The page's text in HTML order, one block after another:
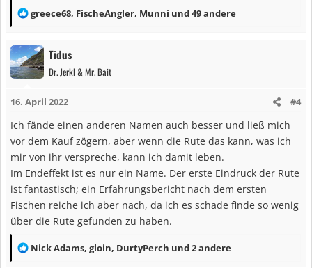
R
a
k
t
o
n
e
greece68, FischeAngler, Munni und 49 andere
Tidus
Dr. Jerkl & Mr. Bait
16. April 2022 #4
Ich fände einen anderen Namen auch besser und ließ mich
vor dem Kauf zögern, aber wenn die Rute das kann, was ich
mir von ihr verspreche, kann ich damit leben.
Im Endeffekt ist es nur ein Name. Der erste Eindruck der Rute
ist fantastisch; ein Erfahrungsbericht nach dem ersten
Fischen reiche ich aber nach, da ich es schade finde so wenig
über die Rute gefunden zu haben.
R
Nick Adams, gloin, DurtyPerch und 2 andere